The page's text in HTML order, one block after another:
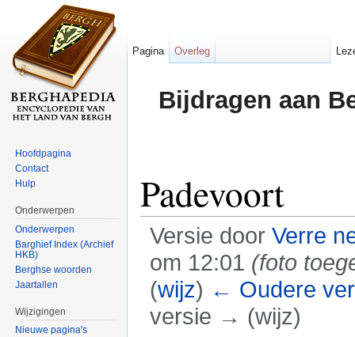
Bijdragen aan
Padevoort
Versie door Verre
om 12:01 (foto
(wijz) ← Oudere
versie → (wijz)
Pagina Overleg
Hoofdpagina
Contact
Hulp
Onderwerpen
Onderwerpen
Barghief Index (Archief
HKB)
Berghse woorden
Jaartallen
Wijzigingen
Nieuwe pagina's